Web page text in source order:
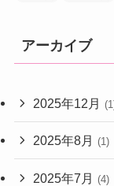
アーカイブ
2025年12月
2025年8月 (1)
2025年7月 (4)